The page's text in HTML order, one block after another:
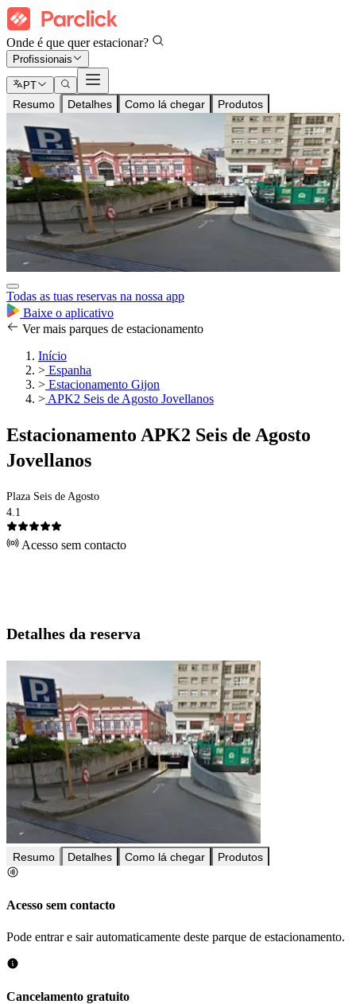
Onde é que quer estacionar?
Profissionais
PT
Resumo Detalhes Como lá chegar Produtos
Todas as tuas reservas na nossa app
Baixe o aplicativo
Ver mais parques de estacionamento
Início
> Espanha
> Estacionamento Gijon
> APK2 Seis de Agosto Jovellanos
Estacionamento APK2 Seis de Agosto
Jovellanos
Plaza Seis de Agosto
4.1
Acesso sem contacto
Detalhes da reserva
Resumo Detalhes Como lá chegar Produtos
Acesso sem contacto
Pode entrar e sair automaticamente deste parque de estacionamento.
Cancelamento gratuito